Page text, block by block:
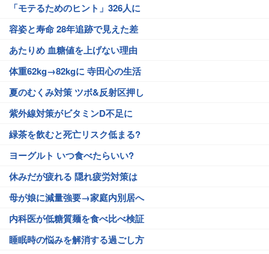
「モテるためのヒント」326人に
容姿と寿命 28年追跡で見えた差
あたりめ 血糖値を上げない理由
体重62kg→82kgに 寺田心の生活
夏のむくみ対策 ツボ&反射区押し
紫外線対策がビタミンD不足に
緑茶を飲むと死亡リスク低まる?
ヨーグルト いつ食べたらいい?
休みだが疲れる 隠れ疲労対策は
母が娘に減量強要→家庭内別居へ
内科医が低糖質麺を食べ比べ検証
睡眠時の悩みを解消する過ごし方